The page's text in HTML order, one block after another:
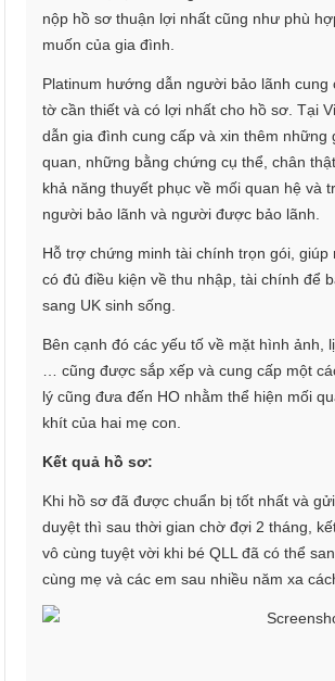
nộp hồ sơ thuận lợi nhất cũng như phù
muốn của gia đình.
Platinum hướng dẫn người bảo lãnh cung
tờ cần thiết và có lợi nhất cho hồ sơ. Tại
dẫn gia đình cung cấp và xin thêm những
quan, những bằng chứng cụ thể, chân
khả năng thuyết phục về mối quan hệ và
người bảo lãnh và người được bảo lãnh.
Hỗ trợ chứng minh tài chính trọn gói, giúp
có đủ điều kiện về thu nhập, tài chính để
sang UK sinh sống.
Bên cạnh đó các yếu tố về mặt hình ảnh,
… cũng được sắp xếp và cung cấp một
lý cũng đưa đến HO nhằm thể hiện mối
khít của hai mẹ con.
Kết quả hồ sơ:
Khi hồ sơ đã được chuẩn bị tốt nhất và
duyệt thì sau thời gian chờ đợi 2 tháng,
vô cùng tuyệt vời khi bé QLL đã có thể
cùng mẹ và các em sau nhiều năm xa